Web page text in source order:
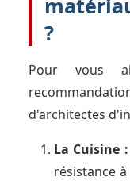
?
Pour vous
d'architectes
La Cuisine :
résistance